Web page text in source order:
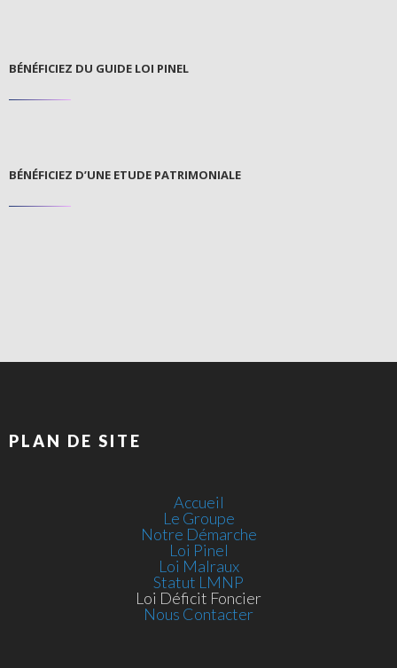
BÉNÉFICIEZ DU GUIDE LOI PINEL
BÉNÉFICIEZ D’UNE ETUDE PATRIMONIALE
PLAN DE SITE
Accueil
Le Groupe
Notre Démarche
Loi Pinel
Loi Malraux
Statut LMNP
Loi Déficit Foncier
Nous Contacter